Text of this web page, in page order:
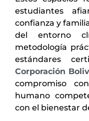
estudiantes
confianza y
del entorno
metodología
estándares
Corporación
compromiso
humano
con el bienestar